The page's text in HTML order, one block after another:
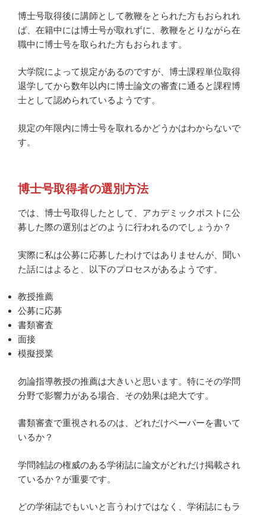
博士号取得後に講師として教鞭をとられた方もおられれ
ば、在籍中には博士号が取れずに、教鞭をとりながら在
職中に博士号を取られた方もおられます。
大学院によって規定があるのですが、博士課程単位取得
退学してから数年以内に博士論文の審査に通ると課程博
士として認められているようです。
規定の年限内に博士号を取れるかどうかはわからないで
す。
博士号取得者の選別方法
では、博士号取得したとして、アカデミックポストに公
募した際の選別はどのように行われるのでしょうか？
実際に私は公募に応募したわけではありませんが、聞い
た話にはよると、以下のプロセスがあるようです。
教授推薦
公募に応募
書類審査
面接
模擬授業
勿論指導教授の推薦は大きいと思います。特にその学問
分野で影響力がある場合、その効果は絶大です。
書類審査で重視されるのは、どれだけペーパーを書いて
いるか？
学問雑誌の権威のある学術誌に論文がどれだけ掲載され
ているか？が重要です。
どの学術誌でもいいと言うわけではなく、学術誌にもラ